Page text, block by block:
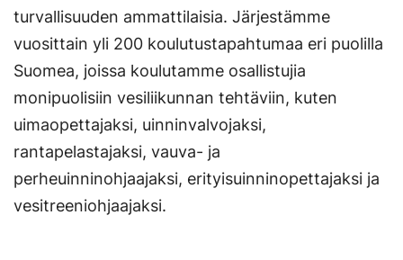
turvallisuuden ammattilaisia. Järjestämme
vuosittain yli 200 koulutustapahtumaa eri puolilla
Suomea, joissa koulutamme osallistujia
monipuolisiin vesiliikunnan tehtäviin, kuten
uimaopettajaksi, uinninvalvojaksi,
rantapelastajaksi, vauva- ja
perheuinninohjaajaksi, erityisuinninopettajaksi ja
vesitreeniohjaajaksi.